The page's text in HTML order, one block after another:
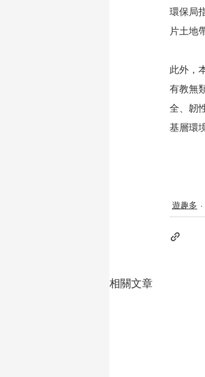
環保局
片土地
此外，
有教無
全、韌
基層環
遊趣多
相關文章